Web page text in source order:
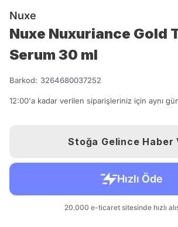
Nuxe
Nuxe Nuxuriance Gold
Serum 30 ml
Barkod: 3264680037252
12:00'a kadar verilen siparişleriniz için aynı
Stoğa Gelince Haber